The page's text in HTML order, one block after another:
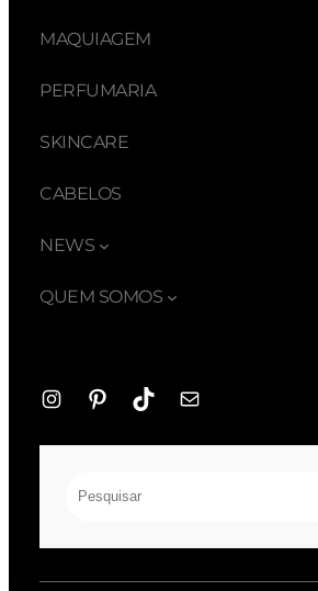
MAQUIAGEM
PERFUMARIA
SKINCARE
CABELOS
NEWS
QUEM SOMOS
InstagramPinterestTikTokE-